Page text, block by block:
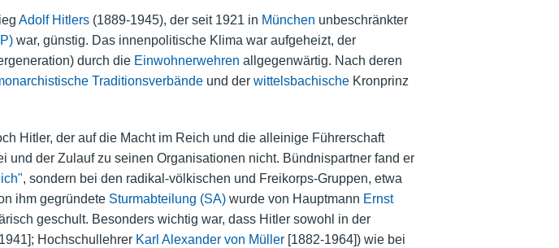
Adolf Hitlers(1889-1945), der seit 1921 in München unbeschränkter
war, günstig. Das innenpolitische Klima war aufgeheizt, der
durch die Einwohnerwehren allgegenwärtig. Nach deren
Traditionsverbändeund der wittelsbachischeKronprinz
Hitler, der auf die Macht im Reich und die alleinige Führerschaft
der Zulauf zu seinen Organisationen nicht. Bündnispartner fand er
, sondern bei den radikal-völkischen und Freikorps-Gruppen, etwa
ihm gegründete Sturmabteilung (SA)wurde von Hauptmann Ernst
geschult. Besonders wichtig war, dass Hitler sowohl in der
Hochschullehrer Karl Alexander von Müller[1882-1964]) wie bei